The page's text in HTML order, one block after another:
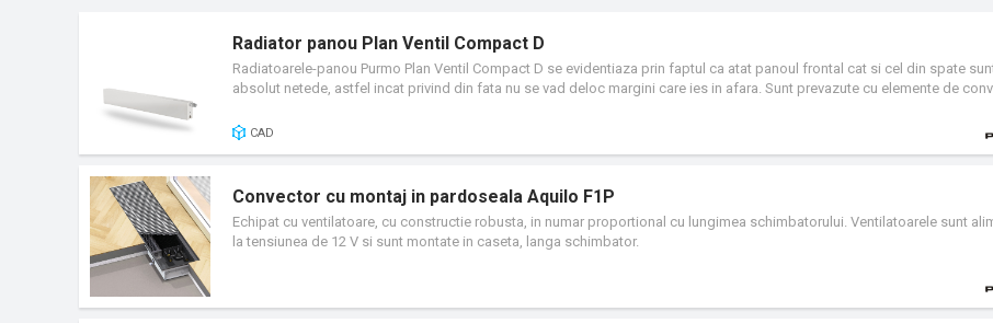
Radiator panou Plan Ventil Compact D
Radiatoarele-panou Purmo Plan Ventil Compact D se evidentiaza prin faptul ca atat panoul frontal cat si cel din spate
absolut netede, astfel incat privind din fata nu se vad deloc margini care ies in afara. Sunt prevazute cu elemente de
racordarea inferioara sau laterala. Radiatorul este prevazut cu un ventil termostatic presetat marca Heimeier sau Oventrop.
CAD
Convector cu montaj in pardoseala Aquilo F1P
Echipat cu ventilatoare, cu constructie robusta, in numar proportional cu lungimea schimbatorului. Ventilatoarele sunt
la tensiunea de 12 V si sunt montate in caseta, langa schimbator.